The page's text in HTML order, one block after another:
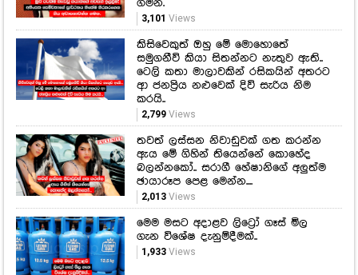
ගමන.
3,101 Views
කිසිවෙකුත් ඔහු මේ මොහොතේ
සමුගනීවි කියා සිතන්නට නැතුව ඇති..
ටෙලි කතා මාලාවකින් රසිකයින් අතරට
ආ ජනප්‍රිය නළුවෙක් දිවි සැරිය නිම
කරයි..
2,799Views
තවත් ලස්සන නිවාඩුවක් ගත කරන්න
ඇය මේ ගිහින් තියෙන්නේ කොහේද
බලන්නකෝ.. සරාගී හේෂානිගේ අලුත්ම
ඡායාරූප පෙළ මෙන්න....
2,013Views
මෙම මසට අදාළව ලිට්‍රෝ ගෑස් මිල
ගැන විශේෂ දැනුම්දීමක්..
1,933Views